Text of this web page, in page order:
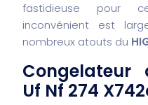
fastidieuse pour
inconvénient est
nombreux atouts du
Congelateur
Uf Nf 274